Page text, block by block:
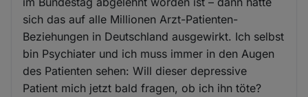
sich das auf alle Millionen Arzt-Patienten-
Beziehungen in Deutschland ausgewirkt. Ich selbst
bin Psychiater und ich muss immer in den Augen
des Patienten sehen: Will dieser depressive
Patient mich jetzt bald fragen, ob ich ihn töte?